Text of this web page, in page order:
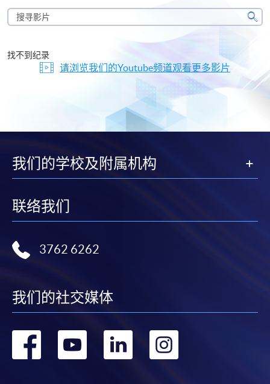
搜
寻
片
搜
找不到纪录
请浏览我们的Youtube频道观看更多影片
我们的学校及附属机构
联络我们
3762 6262
我们的社交媒体
转 转 转 转